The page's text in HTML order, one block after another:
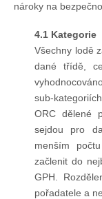
nároky na
4.1 Kategorie
Všechny lodě
dané třídě,
sub-
ORC dělené
sejdou pro
menším
začlenit do
GPH.
pořadatele a